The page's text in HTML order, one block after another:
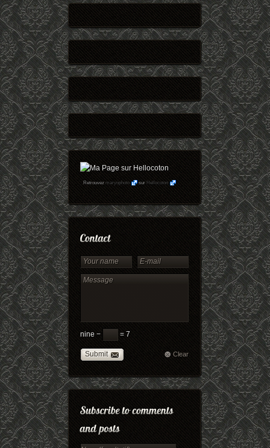
Retrouvezmaryophoto surHellocoton
nine − = 7
Submit Clear